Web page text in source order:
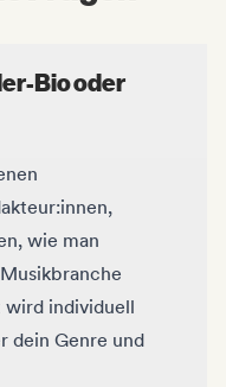
Bio oder
wie man
wird individuell
dein Genre und